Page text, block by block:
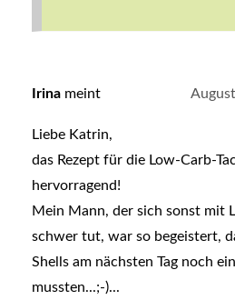
Irina meint
Liebe Katrin,
das Rezept für die Low-Carb-
hervorragend!
Mein Mann, der sich sonst mit
schwer tut, war so begeistert,
Shells am nächsten Tag noch
mussten...;-)...